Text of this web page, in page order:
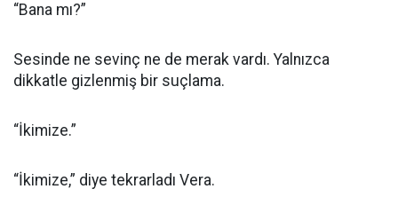
“Bana mı?”
Sesinde ne sevinç ne de merak vardı. Yalnızca
dikkatle gizlenmiş bir suçlama.
“İkimize.”
“İkimize,” diye tekrarladı Vera.